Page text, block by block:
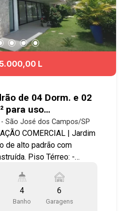
L
de 04 Dorm. e 02
para uso
Esplanada
São José dos Campos/SP
COMERCIAL | Jardim
Térreo: -
com despensa - Área de
Quartos e 01 banheiro -
e árvores frutíferas - 06
4
Banho
6
Garagens